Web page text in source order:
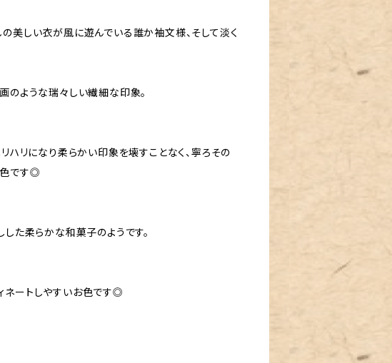
美しい衣が風に遊んでいる誰か袖文様、そして淡く
のような瑞々しい繊細な印象。
ハリになり柔らかい印象を壊すことなく、寧ろその
色です◎
た柔らかな和菓子のようです。
ネートしやすいお色です◎